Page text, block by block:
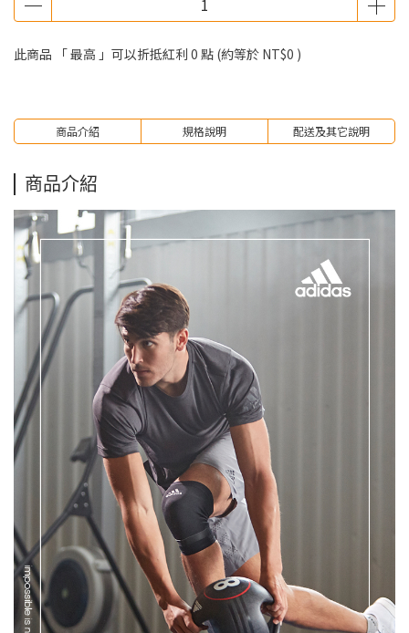
此商品 「 最高 」可以折抵紅利 0 點 (約等於 NT$0 )
商品介紹 規格說明 配送及其它說明
商品介紹